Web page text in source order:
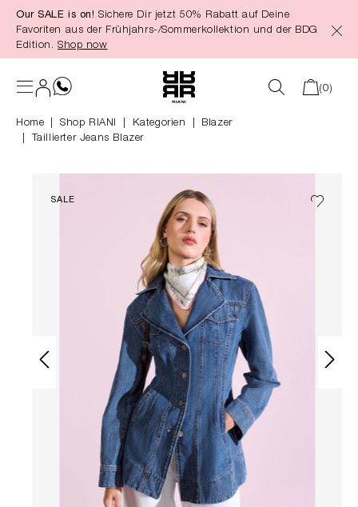
springen
Our SALE is on! Sichere Dir jetzt 50% Rabatt auf Deine
Favoriten aus der Frühjahrs-/Sommerkollektion und der BDG
Edition. Shop now
(0)
Home Shop RIANI Kategorien
Blazer
Taillierter Jeans Blazer
SALE